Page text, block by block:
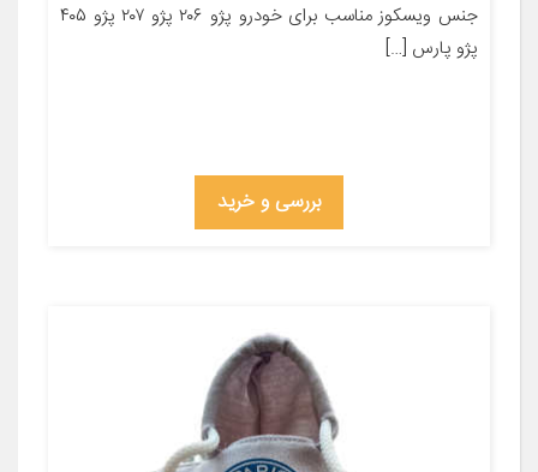
جنس ویسکوز مناسب برای خودرو پژو ۲۰۶ پژو ۲۰۷ پژو ۴۰۵
پژو پارس […]
بررسی و خرید